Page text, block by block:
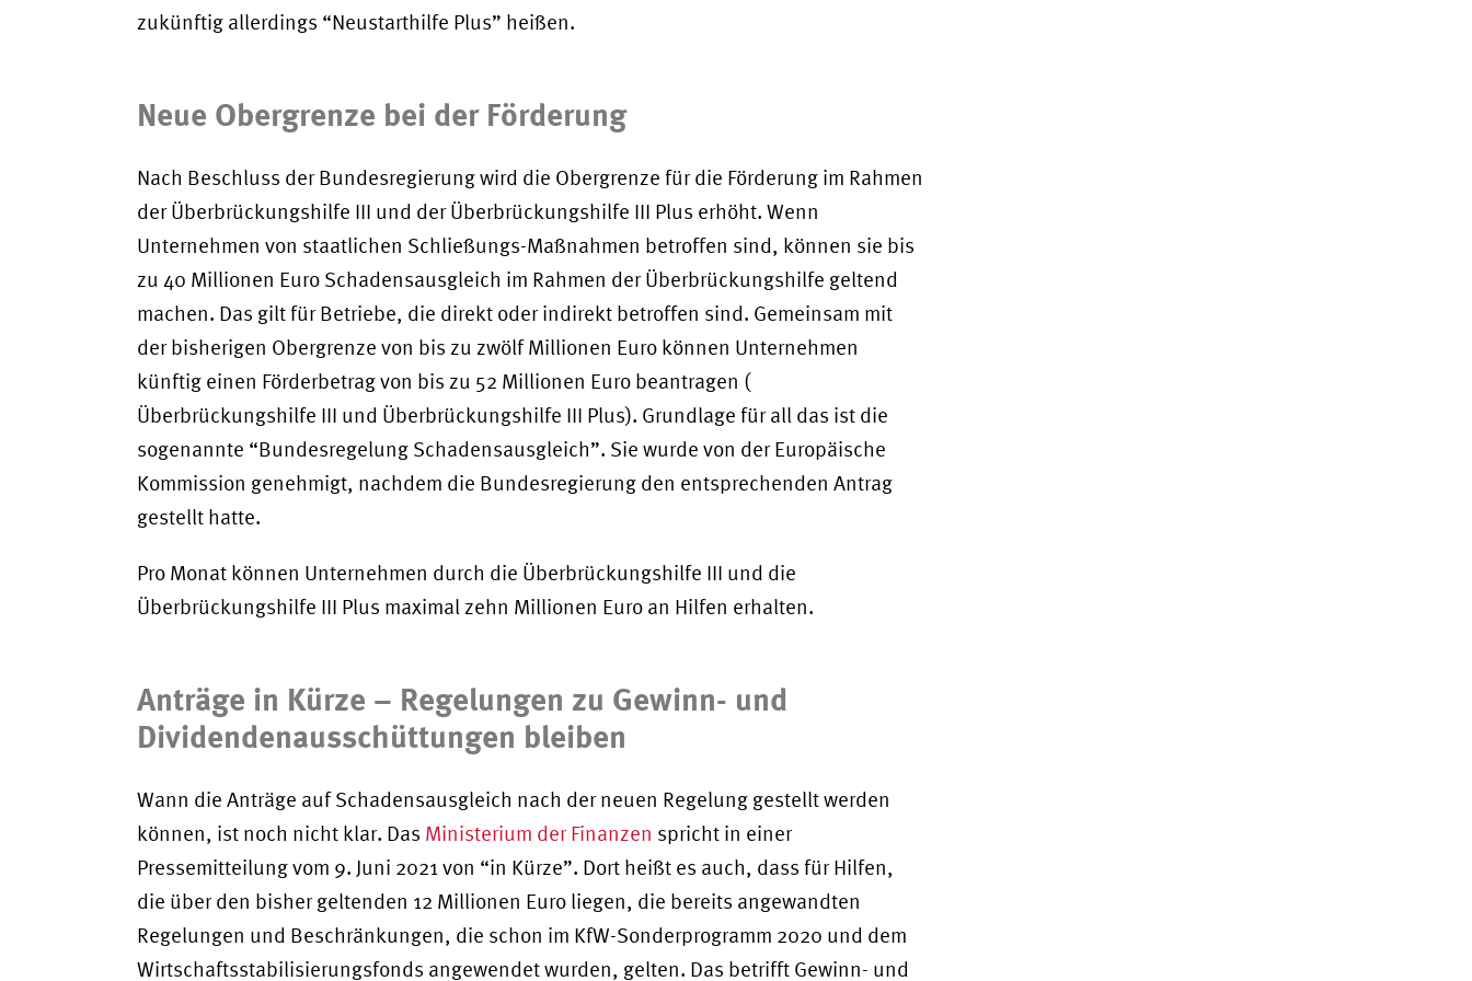
zukünftig allerdings “Neustarthilfe Plus” heißen.
Neue Obergrenze bei der Förderung
Nach Beschluss der Bundesregierung wird die Obergrenze für die Förderung im Rahmen
der Überbrückungshilfe III und der Überbrückungshilfe III Plus erhöht. Wenn
Unternehmen von staatlichen Schließungs-Maßnahmen betroffen sind, können sie bis
zu 40 Millionen Euro Schadensausgleich im Rahmen der Überbrückungshilfe geltend
machen. Das gilt für Betriebe, die direkt oder indirekt betroffen sind. Gemeinsam mit
der bisherigen Obergrenze von bis zu zwölf Millionen Euro können Unternehmen
künftig einen Förderbetrag von bis zu 52 Millionen Euro beantragen (
Überbrückungshilfe III und Überbrückungshilfe III Plus). Grundlage für all das ist die
sogenannte “Bundesregelung Schadensausgleich”. Sie wurde von der Europäische
Kommission genehmigt, nachdem die Bundesregierung den entsprechenden Antrag
gestellt hatte.
Pro Monat können Unternehmen durch die Überbrückungshilfe III und die
Überbrückungshilfe III Plus maximal zehn Millionen Euro an Hilfen erhalten.
Anträge in Kürze – Regelungen zu Gewinn- und
Dividendenausschüttungen bleiben
Wann die Anträge auf Schadensausgleich nach der neuen Regelung gestellt werden
können, ist noch nicht klar. Das Ministerium der Finanzen spricht in einer
Pressemitteilung vom 9. Juni 2021 von “in Kürze”. Dort heißt es auch, dass für Hilfen,
die über den bisher geltenden 12 Millionen Euro liegen, die bereits angewandten
Regelungen und Beschränkungen, die schon im KfW-Sonderprogramm 2020 und dem
Wirtschaftsstabilisierungsfonds angewendet wurden, gelten. Das betrifft Gewinn- und